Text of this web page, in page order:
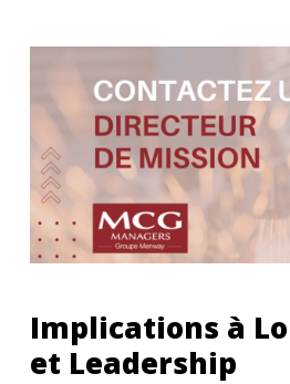
Implications à
et Leadership